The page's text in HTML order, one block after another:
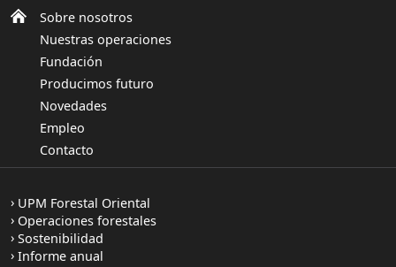
Sobre nosotros
Nuestras operaciones
Fundación
Producimos futuro
Novedades
Empleo
Contacto
UPM Forestal Oriental
Operaciones forestales
Sostenibilidad
Informe anual